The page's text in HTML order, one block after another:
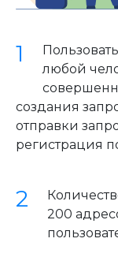
любой
создания
отправки
регистрация
200